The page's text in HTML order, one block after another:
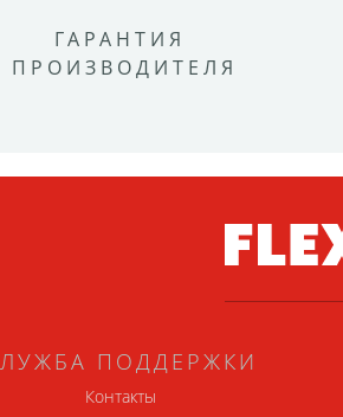
ГАРАНТИЯ
ПРОИЗВОДИТЕЛЯ
ПОДДЕРЖКИ
Контакты